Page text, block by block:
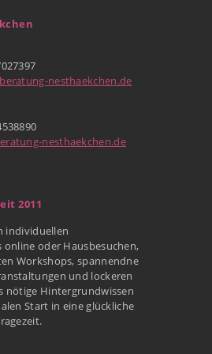
nesthaekchen.de
nesthaekchen.de
2011
individuellen
online oder Hausbesuchen,
Workshops, spannendne
und lockeren
nötige Hintergrundwissen
Start in eine glückliche